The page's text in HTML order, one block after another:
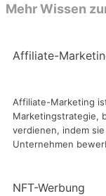
Mehr Wissen
Affiliate-
Affiliate-Marketing
Marketingstrategie,
verdienen, indem
Unternehmen
NFT-Werbung